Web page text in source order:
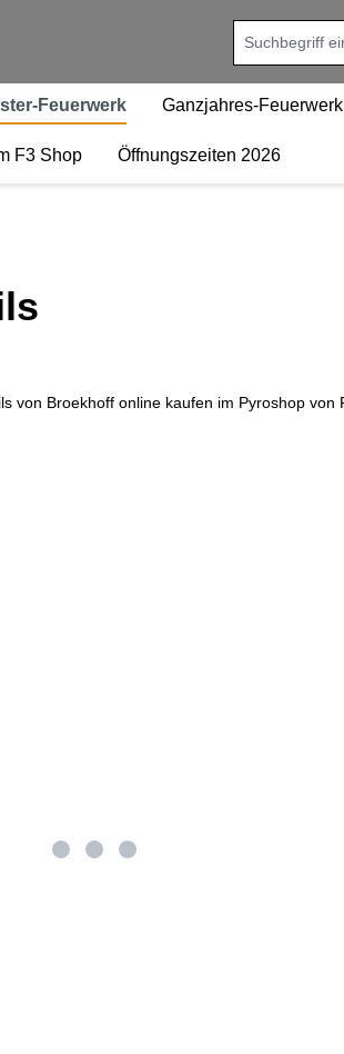
Feuerwerk Ganzjahres-Feuerwerk
F3 Shop Öffnungszeiten 2026